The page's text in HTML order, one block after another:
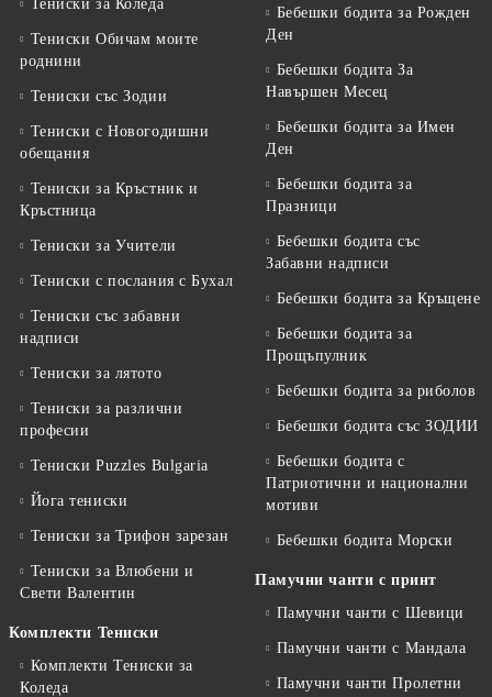
Тениски за Коледа
Тениски Обичам моите
роднини
Тениски със Зодии
Тениски с Новогодишни
обещания
Тениски за Кръстник и
Кръстница
Тениски за Учители
Тениски с послания с Бухал
Тениски със забавни
надписи
Тениски за лятото
Тениски за различни
професии
Тениски Puzzles Bulgaria
Йога тениски
Тениски за Трифон зарезан
Тениски за Влюбени и
Свети Валентин
Комплекти Тениски
Комплекти Тениски за
Коледа
Бебешки бодита за Рожден
Ден
Бебешки бодита За
Навършен Месец
Бебешки бодита за Имен
Ден
Бебешки бодита за
Празници
Бебешки бодита със
Забавни надписи
Бебешки бодита за Кръщене
Бебешки бодита за
Прощъпулник
Бебешки бодита за риболов
Бебешки бодита със ЗОДИИ
Бебешки бодита с
Патриотични и национални
мотиви
Бебешки бодита Морски
Памучни чанти с принт
Памучни чанти с Шевици
Памучни чанти с Мандала
Памучни чанти Пролетни